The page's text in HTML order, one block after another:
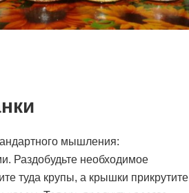
мышления:
Раздобудьте необходимое
туда крупы, а крышки прикрутите